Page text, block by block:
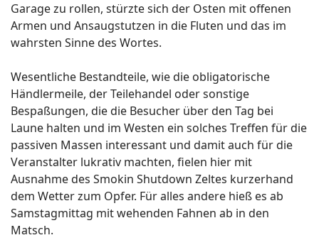
Garage zu rollen, stürzte sich der Osten mit offenen
Armen und Ansaugstutzen in die Fluten und das im
wahrsten Sinne des Wortes.
Wesentliche Bestandteile, wie die obligatorische
Händlermeile, der Teilehandel oder sonstige
Bespaßungen, die die Besucher über den Tag bei
Laune halten und im Westen ein solches Treffen für die
passiven Massen interessant und damit auch für die
Veranstalter lukrativ machten, fielen hier mit
Ausnahme des Smokin Shutdown Zeltes kurzerhand
dem Wetter zum Opfer. Für alles andere hieß es ab
Samstagmittag mit wehenden Fahnen ab in den
Matsch.